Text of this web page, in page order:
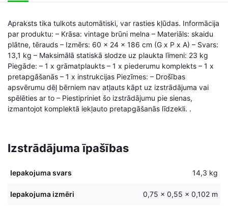
Apraksts tika tulkots automātiski, var rasties kļūdas. Informācija
par produktu: – Krāsa: vintage brūni melna – Materiāls: skaidu
plātne, tērauds – Izmērs: 60 x 24 x 186 cm (G x P x A) – Svars:
13,1 kg – Maksimālā statiskā slodze uz plaukta līmeni: 23 kg
Piegāde: – 1 x grāmatplaukts – 1 x piederumu komplekts – 1 x
pretapgāšanās – 1 x instrukcijas Piezīmes: – Drošības
apsvērumu dēļ bērniem nav atļauts kāpt uz izstrādājuma vai
spēlēties ar to – Piestipriniet šo izstrādājumu pie sienas,
izmantojot komplektā iekļauto pretapgāšanās līdzekli. .
Izstrādājuma īpašības
Iepakojuma svars 14,3 kg
Iepakojuma izmēri 0,75 × 0,55 × 0,102 m